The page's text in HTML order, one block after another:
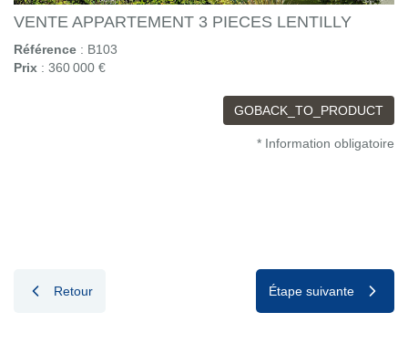
VENTE APPARTEMENT 3 PIECES LENTILLY
Référence : B103
Prix : 360 000 €
GOBACK_TO_PRODUCT
* Information obligatoire
Retour Étape suivante